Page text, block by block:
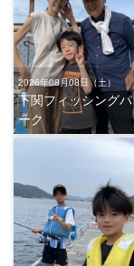
2026年08月08日（土）
下関フィッシングパ
ーク